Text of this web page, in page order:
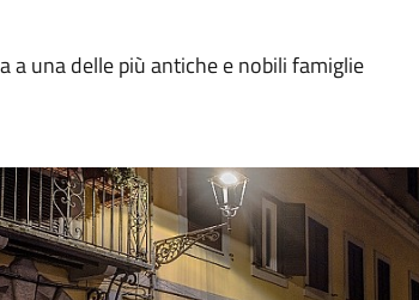
a una delle più antiche e nobili famiglie